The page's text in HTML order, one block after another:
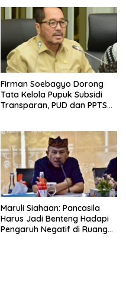
Firman Soebagyo Dorong
Tata Kelola Pupuk Subsidi
Transparan, PUD dan PPTS
Maruli Siahaan: Pancasila
Harus Jadi Benteng Hadapi
Pengaruh Negatif di Ruang